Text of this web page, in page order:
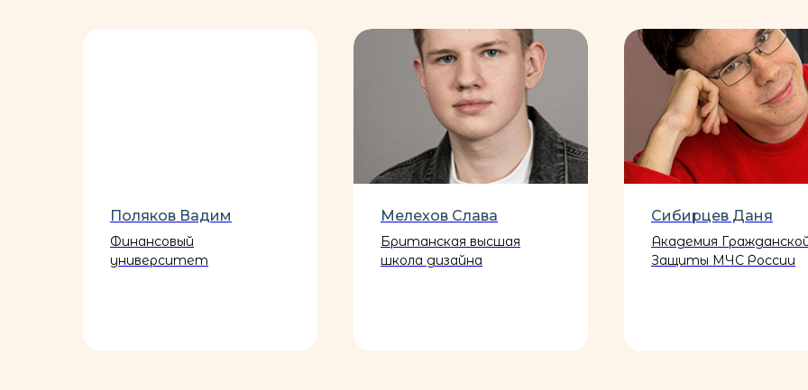
Поляков Вадим
Финансовый
университет
Мелехов Слава
Британская высшая
школа дизайна
Сибирцев Даня
Академия
Защиты МЧС России